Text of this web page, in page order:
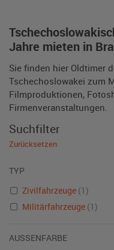
Jahre mieten in
Sie finden hier Oldtimer
Tschechoslowakei zum
Filmproduktionen,
Firmenveranstaltungen.
Suchfilter
Zurücksetzen
TYP
Zivilfahrzeuge (1)
Militärfahrzeuge (1)
AUSSENFARBE